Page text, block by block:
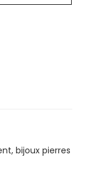
, bijoux pierres